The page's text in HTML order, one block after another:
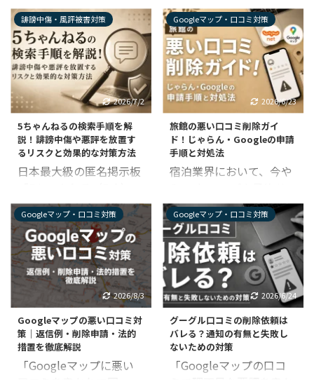
のお客様を逃してしまう
だけでなく、これまで築
き上げたお店の信頼を損
なう恐れもあります。 こ
の記事では、同じように
悩む店舗オーナー様に向
けて、Googleマップの口
コミ削除基準や具体的な
申請手順、そして ...
などがあり、どのように
対応するべきか判断に困
ることも多いでしょう。
そのなかでも名誉毀損は
「削除対象」や「違法
性」の根拠として説明し
やすいため、成立条件を
知っておくと適切な対処
法が分かります。 この記
事では、悪質な ...
び、過去の不要な履歴
や、誰かが作成した不適
切なピンが表示され、お
困りではありませんか。
一度閲覧した「Google
マイマップ」は、自分の
地図上に表示され続ける
仕組みになっています。
他人が作成したマップは
通常の削除手順では消せ
ず、ストレスを感じる方
要なデータが残ったまま
になっている状態は、個
人のストレスやセキュリ
ティへの不安を引き起こ
すだけでなく、業務上の
誤認や情報漏洩といった
実害にも繋がりかねませ
ん。 マップを安全かつ快
適に使いこなすため ...
を取り上げられてしまっ
た」 「YouTubeの動画
によって、自店舗の事件
を拡散する被害を受けて
いる」 ある日突然、自
社・自店舗の「内部事情
をばらすような動画」が
YouTubeに投稿されて困
っていませんか？
YouTuberのなかには、
再生回数や承認欲求のた
う、暴露系ユーチューバ
ーも存在します。 企業や
店舗が炎上すると大きな
リスクがあるため、晒さ
れたことに気付いた時点
で誹謗中傷・風評被害対
策をするべきです。 この
記事では、暴露系ユーチ
ューバーに ...
誹謗中傷・風評被害対策
2026/7/2
5ちゃんねるの検索手順を解
説！誹謗中傷や悪評を放置す
るリスクと効果的な対策方法
日本最大級の匿名掲示板
において、自社や自分へ
の誹謗中傷、または悪質
なデマが放置されている
のではないかと不安を抱
く方は少なくありませ
ん。 ネット上のネガティ
ブな書き込みを放置すれ
ば、売上の急激な減少や
採用活動への悪影響、金
融機関からの与信低下な
ど、企業や個人事業主に
Googleマップ・口コミ対策
2026/6/23
旅館の悪い口コミ削除ガイ
ド！じゃらん・Googleの申請
手順と対処法
宿泊業界において、今や
イトの口コミは経営を左
右する「インフラ」で
す。 宿泊検討客の約94%
が予約ボタンを押す前に
口コミを確認しており、
たった0.1のスコア低下
で、月間の新規予約が数
十件単位で消えてしまう
ことも珍しくありませ
ん。 事実とは異なる「心
ない星1つの投稿」に、
Googleマップ・口コミ対策
2026/8/3
Googleマップの悪い口コミ対
策｜返信例・削除申請・法的
措置を徹底解説
「Googleマップに悪い
Googleマップ・口コミ対策
2026/6/24
グーグル口コミの削除依頼は
バレる？通知の有無と失敗し
ないための対策
「Googleマップの口コ